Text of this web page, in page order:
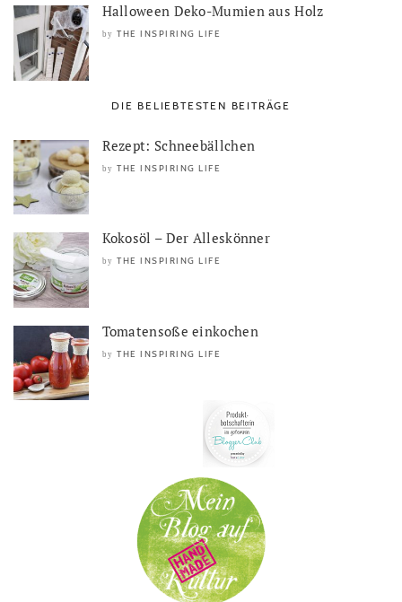
Halloween Deko-Mumien aus Holz
by THE INSPIRING LIFE
DIE BELIEBTESTEN BEITRÄGE
Rezept: Schneebällchen
by THE INSPIRING LIFE
Kokosöl – Der Alleskönner
by THE INSPIRING LIFE
Tomatensoße einkochen
by THE INSPIRING LIFE